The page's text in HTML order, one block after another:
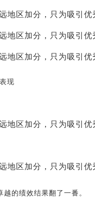
现
的绩效结果翻了一番。